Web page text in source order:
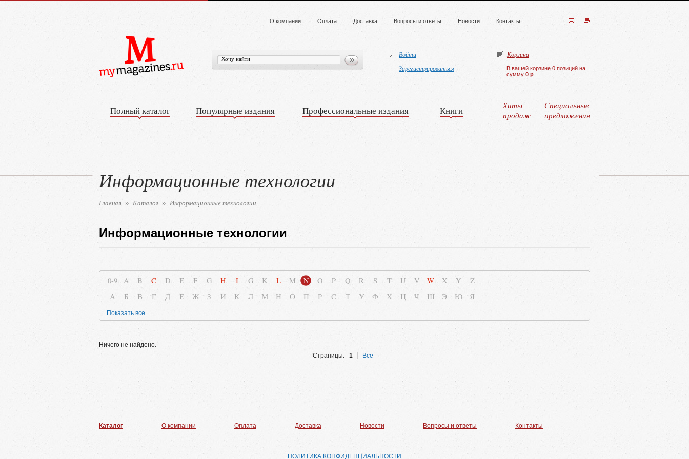
О компании Оплата Доставка Вопросы и ответы Новости Контакты
Войти
Зарегистрироваться
Корзина
В вашей корзине 0 позиций на
сумму 0 р
Полный каталог Популярные издания Профессиональные издания Книги
Хиты
продаж
Специальные
предложения
Информационные технологии
Главная » Каталог » Информационные технологии
Информационные технологии
0-9 A B C D E F G H I G K L M N O P Q R S T U V W X Y
Z
А
Б В Г Д Е Ж З И К Л М Н О П Р С Т У Ф Х Ц Ч Ш Э Ю Я
Показать все
Ничего не найдено.
Страницы:
1 Все
Каталог О компании Оплата Доставка Новости Вопросы и ответы Контакты
ПОЛИТИКА КОНФИДЕНЦИАЛЬНОСТИ